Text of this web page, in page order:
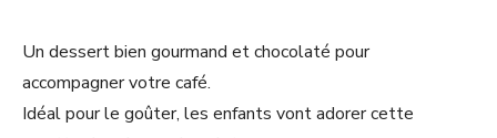
Un dessert bien gourmand et chocolaté pour
accompagner votre café.
Idéal pour le goûter, les enfants vont adorer cette